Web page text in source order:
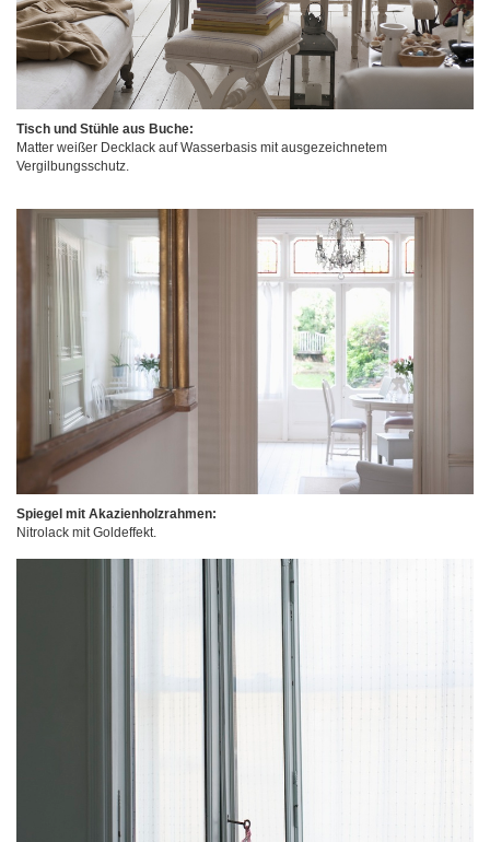
Tisch und Stühle aus Buche:
Matter weißer Decklack auf Wasserbasis mit ausgezeichnetem
Vergilbungsschutz.
Spiegel mit Akazienholzrahmen:
Nitrolack mit Goldeffekt.